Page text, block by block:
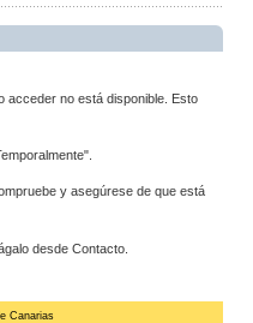
acceder no está disponible. Esto
y asegúrese de que está
desde Contacto.
Canarias